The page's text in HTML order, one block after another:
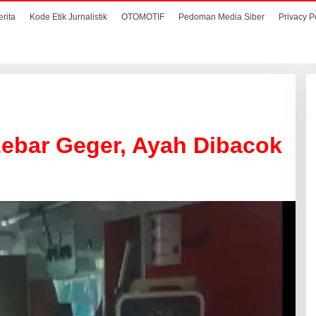
Kode Etik Jurnalistik OTOMOTIF Pedoman Media Siber Privacy
Geger, Ayah Dibacok